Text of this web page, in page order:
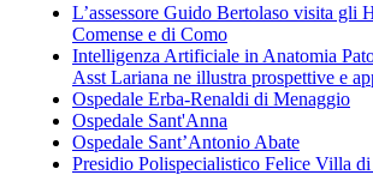
L’assessore Guido Bertolaso visita gli
Comense e di Como
Intelligenza Artificiale in Anatomia
Asst Lariana ne illustra prospettive e
Ospedale Erba-Renaldi di Menaggio
Ospedale Sant'Anna
Ospedale Sant’Antonio Abate
Presidio Polispecialistico Felice Villa